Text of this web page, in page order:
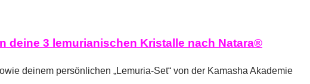
deine 3 lemurianischen Kristalle nach Natara®
deinem persönlichen „Lemuria-Set“ von der Kamasha Akademie